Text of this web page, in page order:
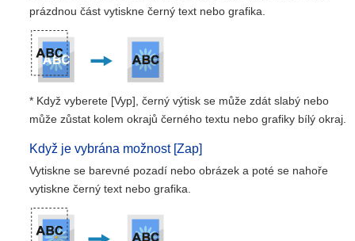
prázdnou část vytiskne černý text nebo grafika.
* Když vyberete [Vyp], černý výtisk se může zdát slabý nebo
může zůstat kolem okrajů černého textu nebo grafiky bílý okraj.
Když je vybrána možnost [Zap]
Vytiskne se barevné pozadí nebo obrázek a poté se nahoře
vytiskne černý text nebo grafika.